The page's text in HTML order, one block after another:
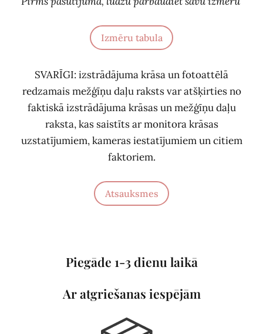
Izmēru tabula
SVARĪGI: izstrādājuma krāsa un fotoattēlā
redzamais mežģīņu daļu raksts var atšķirties no
faktiskā izstrādājuma krāsas un mežģīņu daļu
raksta, kas saistīts ar monitora krāsas
uzstatījumiem, kameras iestatījumiem un citiem
faktoriem.
Atsauksmes
Piegāde 1-3 dienu laikā
Ar atgriešanas iespējām